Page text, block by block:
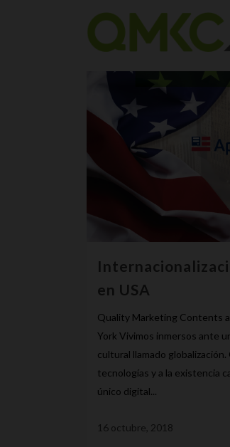
en USA
Quality Marketing Contents
York Vivimos inmersos ante
cultural llamado globalización.
tecnologías y a la existencia
único digital...
16 octubre, 2018